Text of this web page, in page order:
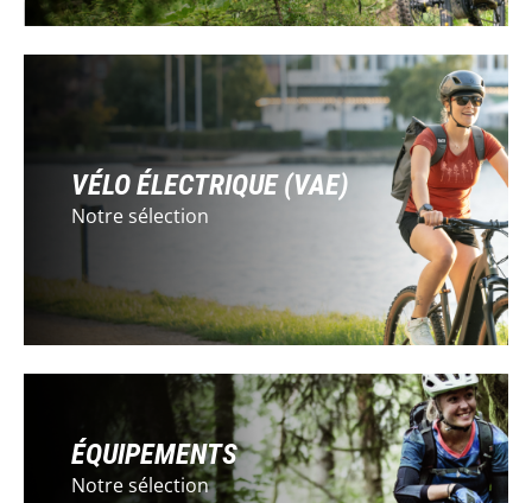
EIGHTSHOT
UTO
Voir tout
VÉLO ÉLECTRIQUE (VAE)
Notre sélection
ÉQUIPEMENTS
Notre sélection